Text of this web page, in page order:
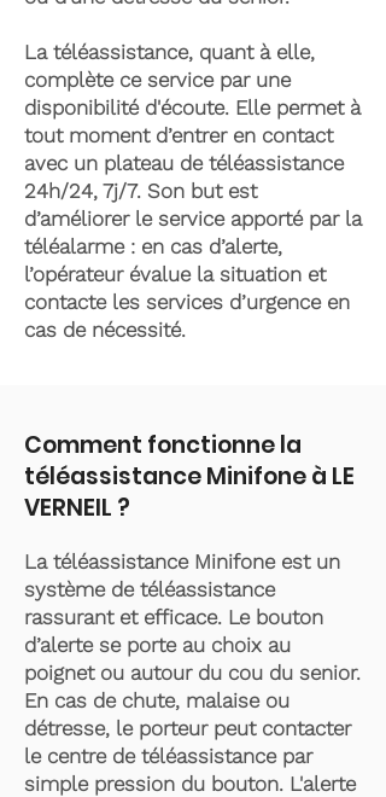
La téléassistance, quant à elle,
complète ce service par une
disponibilité d'écoute. Elle permet à
tout moment d’entrer en contact
avec un plateau de téléassistance
24h/24, 7j/7. Son but est
d’améliorer le service apporté par la
téléalarme : en cas d’alerte,
l’opérateur évalue la situation et
contacte les services d’urgence en
cas de nécessité.
Comment fonctionne la
téléassistance Minifone à LE
VERNEIL ?
La téléassistance Minifone est un
système de téléassistance
rassurant et efficace. Le bouton
d’alerte se porte au choix au
poignet ou autour du cou du senior.
En cas de chute, malaise ou
détresse, le porteur peut contacter
le centre de téléassistance par
simple pression du bouton. L'alerte